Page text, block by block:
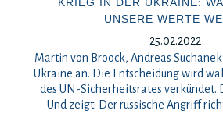
UNSERE WERTE
25.02.2022
Martin von Broock, Andreas
Ukraine an. Die Entscheidung wird
des UN-Sicherheitsrates verkündet.
Und zeigt: Der russische Angriff